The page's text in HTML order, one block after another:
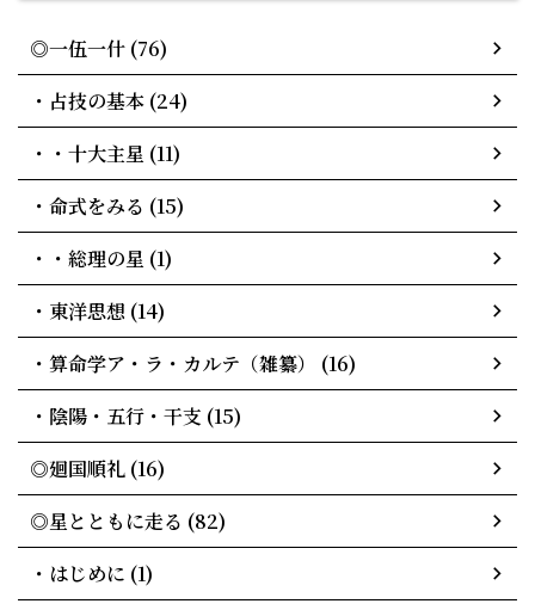
◎一伍一什 (76)
・占技の基本 (24)
・・十大主星 (11)
・命式をみる (15)
・・総理の星 (1)
・東洋思想 (14)
・算命学ア・ラ・カルテ（雑纂） (16)
・陰陽・五行・干支 (15)
◎廻国順礼 (16)
◎星とともに走る (82)
・はじめに (1)